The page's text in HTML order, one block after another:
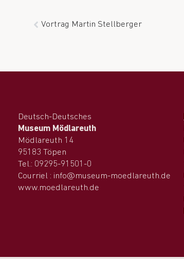
Vortrag Martin Stellberger
Deutsch-Deutsches
Museum Mödlareuth
Mödlareuth 14
95183 Töpen
Tel.: 09295-91501-0
Courriel : info@museum-moedlareuth.de
www.moedlareuth.de